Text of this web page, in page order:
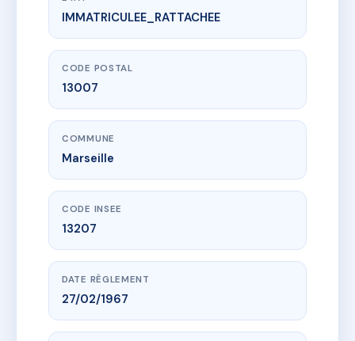
www.vme.plus/AG7222649
1 traverse Montmajour
1 tra montmajour
IMMATRICULEE_RATTACHEE
CODE POSTAL
13007
COMMUNE
Marseille
CODE INSEE
13207
DATE RÈGLEMENT
27/02/1967